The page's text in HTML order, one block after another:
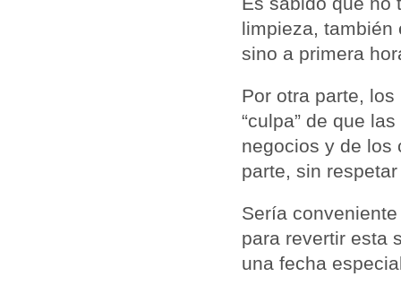
limpieza, también
sino a primera
Por otra parte,
“culpa” de que
negocios y de los
parte, sin
Sería
para revertir esta
una fecha